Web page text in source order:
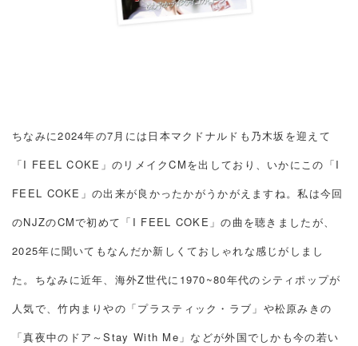
ちなみに2024年の7月には日本マクドナルドも乃木坂を迎えて
「I FEEL COKE」のリメイクCMを出しており、いかにこの「I
FEEL COKE」の出来が良かったかがうかがえますね。私は今回
のNJZのCMで初めて「I FEEL COKE」の曲を聴きましたが、
2025年に聞いてもなんだか新しくておしゃれな感じがしまし
た。ちなみに近年、海外Z世代に1970~80年代のシティポップが
人気で、竹内まりやの「プラスティック・ラブ」や松原みきの
「真夜中のドア～Stay With Me」などが外国でしかも今の若い